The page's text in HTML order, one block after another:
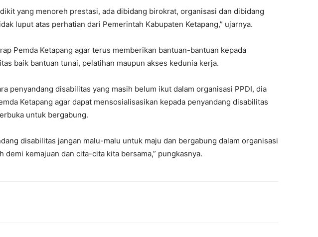
yang menoreh prestasi, ada dibidang birokrat, organisasi dan dibidang
luput atas perhatian dari Pemerintah Kabupaten Ketapang,” ujarnya.
Pemda Ketapang agar terus memberikan bantuan-bantuan kepada
baik bantuan tunai, pelatihan maupun akses kedunia kerja.
penyandang disabilitas yang masih belum ikut dalam organisasi PPDI, dia
Ketapang agar dapat mensosialisasikan kepada penyandang disabilitas
untuk bergabung.
disabilitas jangan malu-malu untuk maju dan bergabung dalam organisasi
demi kemajuan dan cita-cita kita bersama,” pungkasnya.